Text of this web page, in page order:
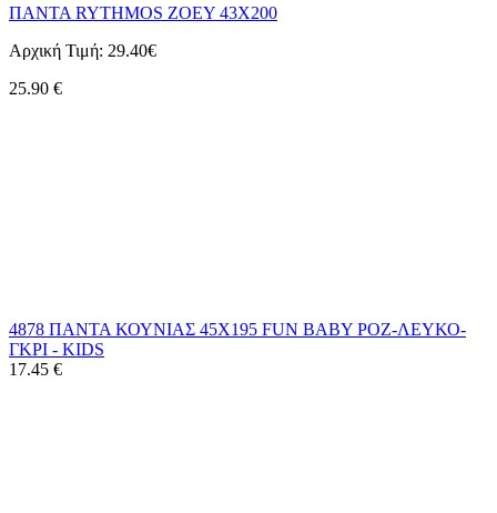
ΠΑΝΤΑ RYTHMOS ZOEY 43X200
Αρχική Τιμή: 29.40€
25.90 €
4878 ΠΑΝΤΑ ΚΟΥΝΙΑΣ 45Χ195 FUN BABY ΡΟΖ-ΛΕΥΚΟ-
ΓΚΡΙ - KIDS
17.45 €